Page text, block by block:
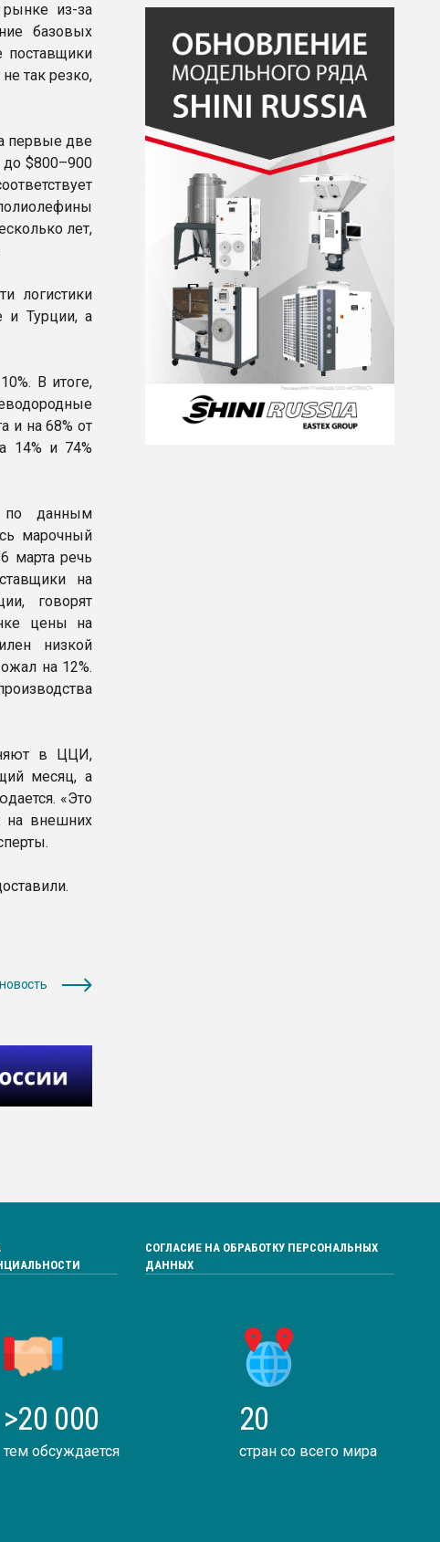
рынке из-за
базовых
поставщики
так резко,
первые две
до $800–900
лет,
логистики
и Турции, а
В итоге,
и на 68% от
14% и 74%
по данным
марочный
марта речь
на
говорят
цены на
низкой
на 12%.
в ЦЦИ,
месяц, а
«Это
на внешних
СОГЛАСИЕ НА ОБРАБОТКУ ПЕРСОНАЛЬНЫХ
ДАННЫХ
>20 000
тем обсуждается
20
стран со всего мира